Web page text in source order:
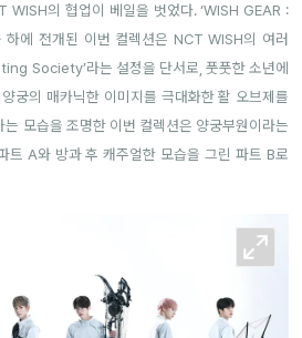
WISH의 협업이 베일을 벗었다. ‘WISH GEAR :
하에 전개된 이번 컬렉션은 NCT WISH의 여러
Society’라는 설정을 단서로, 풋풋한 소년에
궁의 매카닉한 이미지를 극대화한 활 오브제를
모습을 조명한 이번 컬렉션은 양궁부원이라는
트 A와 방과 후 캐주얼한 모습을 그린 파트 B로